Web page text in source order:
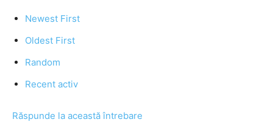
Newest First
Oldest First
Random
Recent activ
Răspunde la această întrebare